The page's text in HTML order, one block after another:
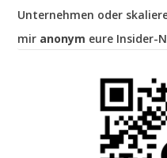
Unternehmen oder
mir anonym eure Insider-